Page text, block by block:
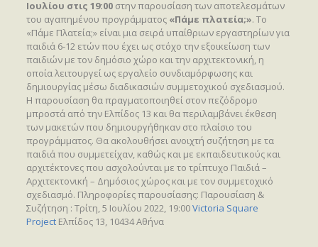
Ιουλίου στις 19:00στην παρουσίαση των αποτελεσμάτων
του αγαπημένου προγράμματος «Πάμε πλατεία;». Το
«Πάμε Πλατεία;» είναι μια σειρά υπαίθριων εργαστηρίων για
παιδιά 6-12 ετών που έχει ως στόχο την εξοικείωση των
παιδιών με τον δημόσιο χώρο και την αρχιτεκτονική, η
οποία λειτουργεί ως εργαλείο συνδιαμόρφωσης και
δημιουργίας μέσω διαδικασιών συμμετοχικού σχεδιασμού.
Η παρουσίαση θα πραγματοποιηθεί στον πεζόδρομο
μπροστά από την Ελπίδος 13 και θα περιλαμβάνει έκθεση
των μακετών που δημιουργήθηκαν στο πλαίσιο του
προγράμματος. Θα ακολουθήσει ανοιχτή συζήτηση με τα
παιδιά που συμμετείχαν, καθώς και με εκπαιδευτικούς και
αρχιτέκτονες που ασχολούνται με το τρίπτυχο Παιδιά –
Αρχιτεκτονική – Δημόσιος χώρος και με τον συμμετοχικό
σχεδιασμό. Πληροφορίες παρουσίασης: Παρουσίαση &
Συζήτηση : Τρίτη, 5 Ιουλίου 2022, 19:00Victoria Square
Project Ελπίδος 13, 10434 Αθήνα